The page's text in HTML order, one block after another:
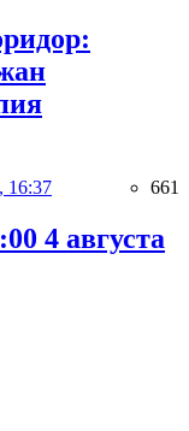
16:37 661
4 августа